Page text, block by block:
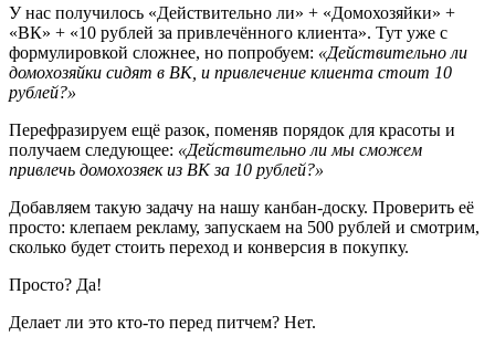
У нас получилось «Действительно ли» + «Домохозяйки» +
«ВК» + «10 рублей за привлечённого клиента». Тут уже с
формулировкой сложнее, но попробуем: «Действительно ли
домохозяйки сидят в ВК, и привлечение клиента стоит 10
рублей?»
Перефразируем ещё разок, поменяв порядок для красоты и
получаем следующее: «Действительно ли мы сможем
привлечь домохозяек из ВК за 10 рублей?»
Добавляем такую задачу на нашу канбан-доску. Проверить её
просто: клепаем рекламу, запускаем на 500 рублей и смотрим,
сколько будет стоить переход и конверсия в покупку.
Просто? Да!
Делает ли это кто-то перед питчем? Нет.